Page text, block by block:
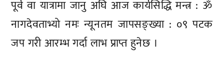
पूर्व वा यात्रामा जानु अघि आज कार्यसिद्धि मन्त्र : ॐ
नागदेवताभ्यो नमः न्यूनतम जापसङ्ख्या : ०९ पटक
जप गरी आरम्भ गर्दा लाभ प्राप्त हुनेछ ।